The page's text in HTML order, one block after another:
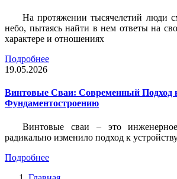
На протяжении тысячелетий люди
небо, пытаясь найти в нем ответы на
характере и отношениях
Подробнее
19.05.2026
Винтовые Сваи: Современный Подход
Фундаментостроению
Винтовые сваи – это
радикально изменило подход к
Подробнее